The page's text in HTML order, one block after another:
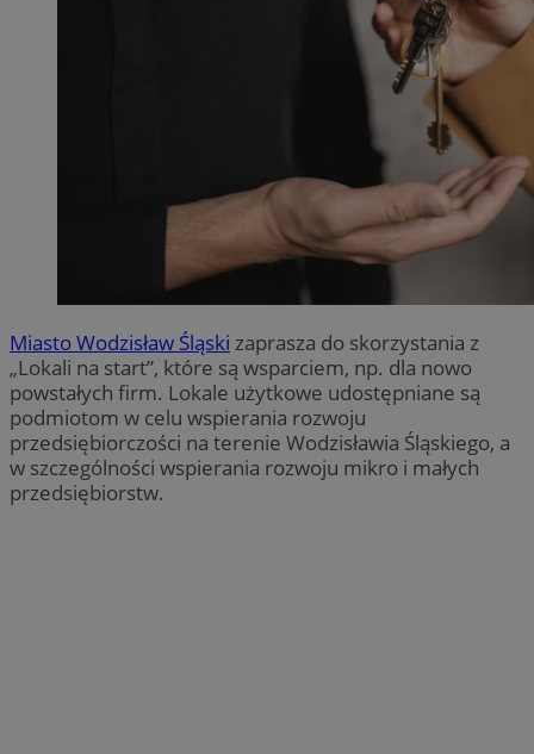
Miasto Wodzisław Śląski zaprasza do skorzystania z
„Lokali na start”, które są wsparciem, np. dla nowo
powstałych firm. Lokale użytkowe udostępniane są
podmiotom w celu wspierania rozwoju
przedsiębiorczości na terenie Wodzisławia Śląskiego, a
w szczególności wspierania rozwoju mikro i małych
przedsiębiorstw.